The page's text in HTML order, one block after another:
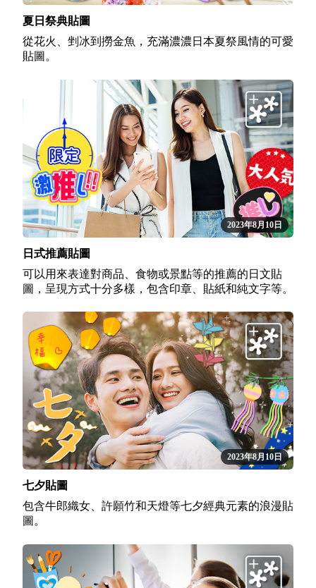
夏日祭典貼圖
從花火、剉冰到撈金魚，充滿濃濃日本夏祭風情的可愛
貼圖。
2023年8月10日
日式推薦貼圖
可以用來表達對商品、食物或景點等的推薦的日文貼
圖，呈現方式十分多樣，包含印章、貼紙和純文字等。
2023年8月10日
七夕貼圖
包含牛郎織女、許願竹和天燈等七夕經典元素的浪漫貼
圖。